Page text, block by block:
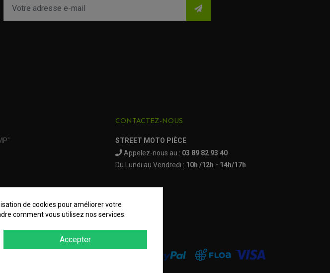
CONTACTEZ-NOUS
STREET MOTO PIÈCE
Appelez-nous au : 03 89 82 93 40
Du Lundi au Vendredi : 10h /12h - 14h/17h
de cookies pour améliorer votre
comment vous utilisez nos services.
Accepter